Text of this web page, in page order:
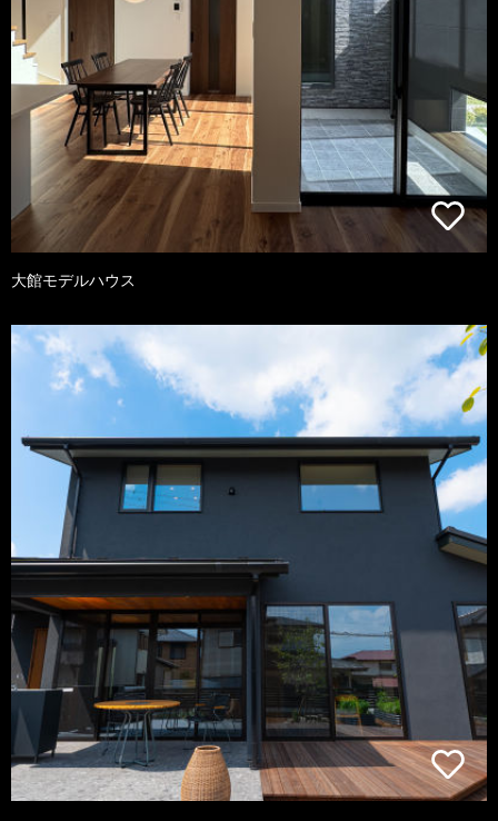
大館モデルハウス